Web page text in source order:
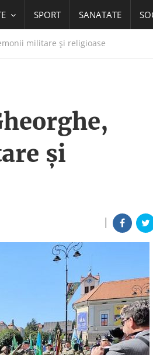
SPORT SANATATE
militare şi religioase
şi
|